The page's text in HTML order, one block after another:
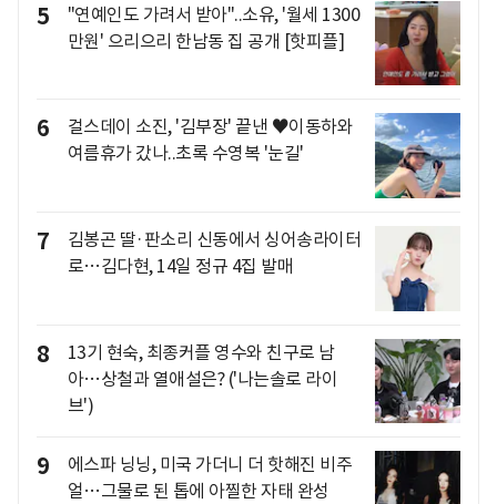
5
"연예인도 가려서 받아"..소유, '월세 1300
만원' 으리으리 한남동 집 공개 [핫피플]
6
걸스데이 소진, '김부장' 끝낸 ♥이동하와
여름휴가 갔나..초록 수영복 '눈길'
7
김봉곤 딸·판소리 신동에서 싱어송라이터
로…김다현, 14일 정규 4집 발매
8
13기 현숙, 최종커플 영수와 친구로 남
아…상철과 열애설은? ('나는솔로 라이
브')
9
에스파 닝닝, 미국 가더니 더 핫해진 비주
얼…그물로 된 톱에 아찔한 자태 완성